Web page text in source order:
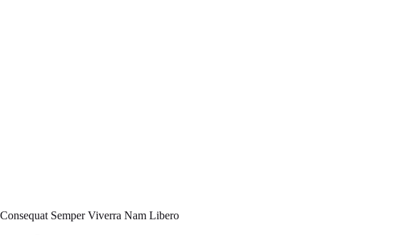
Consequat Semper Viverra Nam Libero